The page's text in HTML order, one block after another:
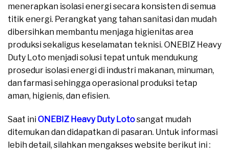
menerapkan isolasi energi secara konsisten di semua
titik energi. Perangkat yang tahan sanitasi dan mudah
dibersihkan membantu menjaga higienitas area
produksi sekaligus keselamatan teknisi. ONEBIZ Heavy
Duty Loto menjadi solusi tepat untuk mendukung
prosedur isolasi energi di industri makanan, minuman,
dan farmasi sehingga operasional produksi tetap
aman, higienis, dan efisien.
Saat iniONEBIZ Heavy Duty Lotosangat mudah
ditemukan dan didapatkan di pasaran. Untuk informasi
lebih detail, silahkan mengakses website berikut ini :